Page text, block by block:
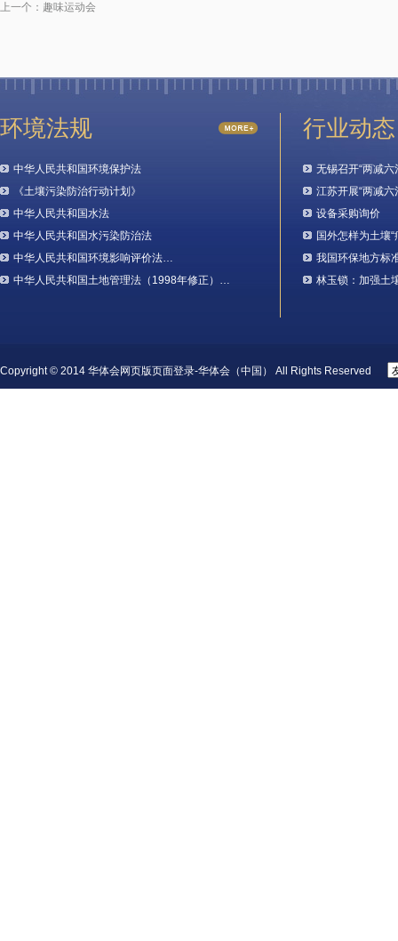
上一个： 趣味运动会
环境法规
中华人民共和国环境保护法
《土壤污染防治行动计划》
中华人民共和国水法
中华人民共和国水污染防治法
中华人民共和国环境影响评价法…
中华人民共和国土地管理法（1998年修正）…
行业动态
无锡召开“两减
江苏开展“两减
设备采购询价
国外怎样为土壤“
我国环保地方标
林玉锁：加强土
Copyright © 2014 华体会网页版页面登录-华体会（中国） All Rights Reserved